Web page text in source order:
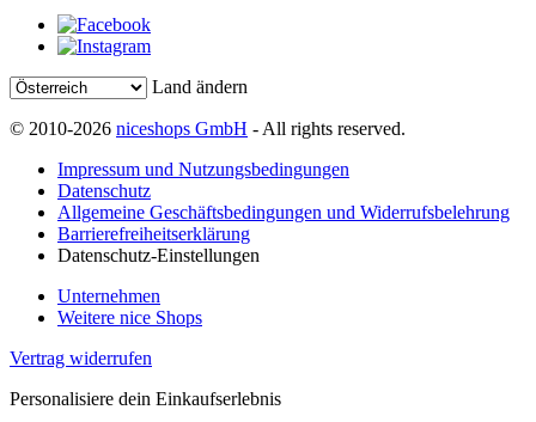
Land ändern
© 2010-2026 niceshops GmbH - All rights reserved.
Impressum und Nutzungsbedingungen
Datenschutz
Allgemeine Geschäftsbedingungen und Widerrufsbelehrung
Barrierefreiheitserklärung
Datenschutz-Einstellungen
Unternehmen
Weitere nice Shops
Vertrag widerrufen
Personalisiere dein Einkaufserlebnis